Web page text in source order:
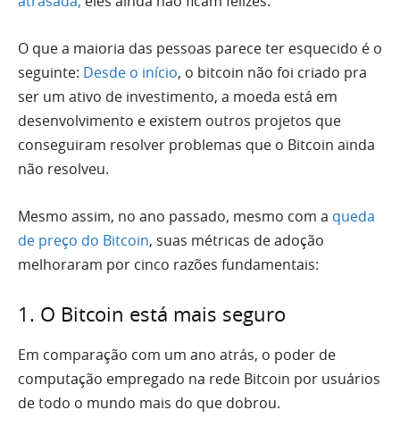
O que a maioria das pessoas parece ter esquecido é o
seguinte: Desde o início, o bitcoin não foi criado pra
ser um ativo de investimento, a moeda está em
desenvolvimento e existem outros projetos que
conseguiram resolver problemas que o Bitcoin ainda
não resolveu.
Mesmo assim, no ano passado, mesmo com a queda
de preço do Bitcoin, suas métricas de adoção
melhoraram por cinco razões fundamentais:
1. O Bitcoin está mais seguro
Em comparação com um ano atrás, o poder de
computação empregado na rede Bitcoin por usuários
de todo o mundo mais do que dobrou.